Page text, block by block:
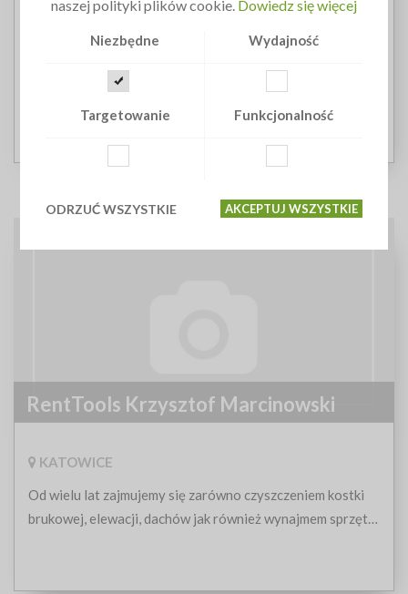
Chronimy dłonie już od ponad 25 lat. Wspieramy
pracowników w wielu branżach. Staramy się być wszędzie
tam, gdzie ochrona dłoni jest kluczowa.
RentTools Krzysztof Marcinowski
KATOWICE
Od wielu lat zajmujemy się zarówno czyszczeniem kostki
brukowej, elewacji, dachów jak również wynajmem sprzętu
naszej polityki plików cookie. Dowiedz się więcej
Niezbędne Wydajność
Targetowanie Funkcjonalność
ODRZUĆ WSZYSTKIE AKCEPTUJ WSZYSTKIE